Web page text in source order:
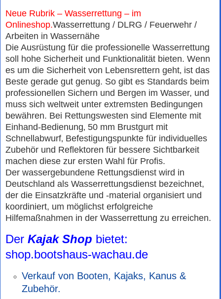
Neue Rubrik – Wasserrettung – im
Onlineshop.Wasserrettung / DLRG / Feuerwehr /
Arbeiten in Wassernähe
Die Ausrüstung für die professionelle Wasserrettung
soll hohe Sicherheit und Funktionalität bieten. Wenn
es um die Sicherheit von Lebensrettern geht‚ ist das
Beste gerade gut genug. So gibt es Standards beim
professionellen Sichern und Bergen im Wasser, und
muss sich weltweit unter extremsten Bedingungen
bewähren. Bei Rettungswesten sind Elemente mit
Einhand-Bedienung‚ 50 mm Brustgurt mit
Schnellabwurf‚ Befestigungspunkte für individuelles
Zubehör und Reflektoren für bessere Sichtbarkeit
machen diese zur ersten Wahl für Profis.
Der wassergebundene Rettungsdienst wird in
Deutschland als Wasserrettungsdienst bezeichnet,
der die Einsatzkräfte und -material organisiert und
koordiniert, um möglichst erfolgreiche
Hilfemaßnahmen in der Wasserrettung zu erreichen.
DerKajak Shop bietet:
shop.bootshaus-wachau.de
Verkauf von Booten, Kajaks, Kanus &
Zubehör.